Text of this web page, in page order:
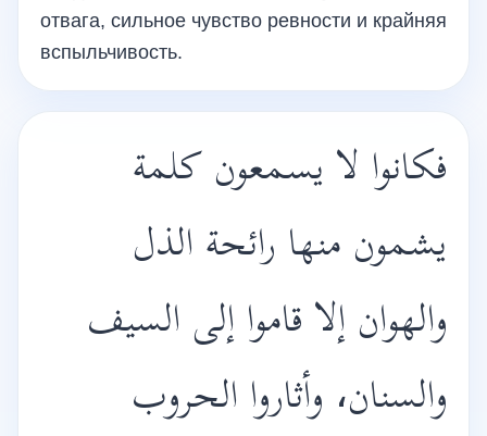
отвага, сильное чувство ревности и крайняя
вспыльчивость.
فكانوا لا يسمعون كلمة
يشمون منها رائحة الذل
والهوان إلا قاموا إلى السيف
والسنان، وأثاروا الحروب